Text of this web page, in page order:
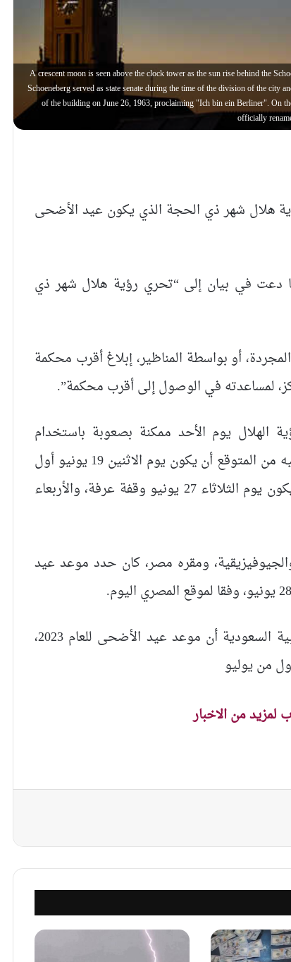
A crescent moon is seen above the clock tower as the sun rise behind the
Schoeneberg served as state senate during the time of the division of the city
of the building on June 26, 1963, proclaiming "Ich bin ein Berliner". On
officially
هلال شهر ذي الحجة الذي يكون عيد الأضحى
دعت في بيان إلى “تحري رؤية هلال شهر ذي
أو بواسطة المناظير، إبلاغ أقرب محكمة
لمساعدته في الوصول إلى أقرب محكمة”.
الهلال يوم الأحد ممكنة بصعوبة باستخدام
التلسكوب من وسط وغرب العالم الإسلامي، وعليه من المتوقع أن يكون يوم الاثنين 19 يونيو أول
أيام شهر ذي الحجة في العديد من الدول، وأن يكون يوم الثلاثاء 27 يونيو وقفة عرفة، والأربعاء
ومقره مصر، كان حدد موعد عيد
وقبل ذلك أعلنت الجمعية الفلكية بالمملكة العربية السعودية أن موعد عيد الأضحى للعام 2023،
لمزيد من الاخبار